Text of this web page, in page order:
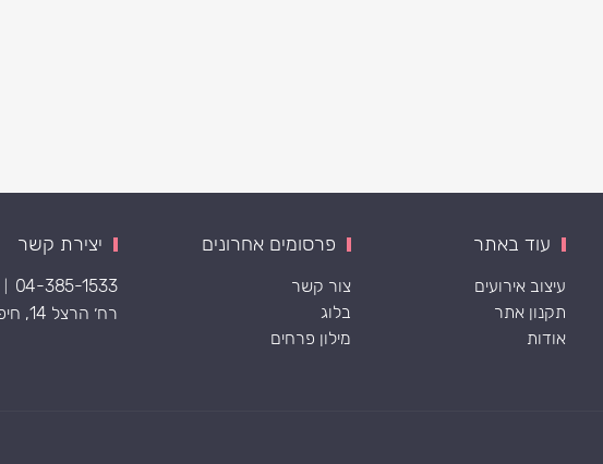
עוד באתר
עיצוב אירועים
תקנון אתר
אודות
פרסומים אחרונים
צור קשר
בלוג
מילון פרחים
יצירת קשר
04-385-1533
רח׳ הרצל 14, חיפה